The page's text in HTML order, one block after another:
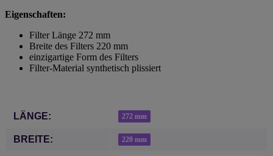
Eigenschaften:
Filter Länge 272 mm
Breite des Filters 220 mm
einzigartige Form des Filters
Filter-Material synthetisch plissiert
Produkteigenschaft
Wert
LÄNGE: 272 mm
BREITE: 220 mm